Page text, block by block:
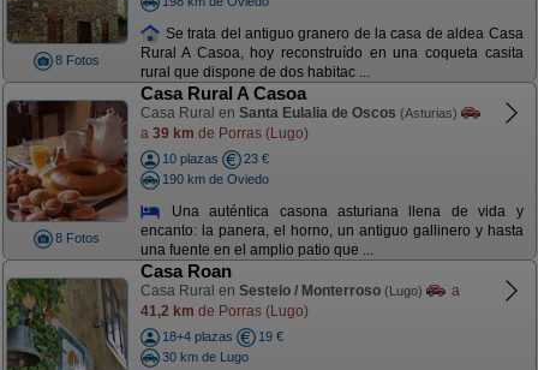
8 Fotos
Se trata del antiguo granero de la casa de aldea Casa
Rural A Casoa, hoy reconstruído en una coqueta casita
rural que dispone de dos habitac ...
8 Fotos
Casa Rural A Casoa
Casa Rural en Santa Eulalia de Oscos (Asturias)
a 39 km de Porras (Lugo)
10 plazas
23 €
190 km de Oviedo
Una auténtica casona asturiana llena de vida y
encanto: la panera, el horno, un antiguo gallinero y hasta
una fuente en el amplio patio que ...
Casa Roan
Casa Rural en Sestelo / Monterroso (Lugo)
a
41,2 km de Porras (Lugo)
18+4 plazas
19 €
30 km de Lugo